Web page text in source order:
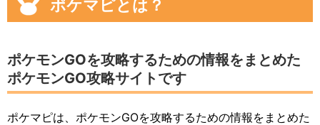
ポケマピとは？
ポケモンGOを攻略するための情報をまとめた
ポケモンGO攻略サイトです
ポケマピは、ポケモンGOを攻略するための情報をまとめた